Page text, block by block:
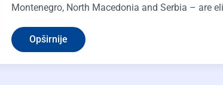
Montenegro, North Macedonia and Serbia – are
Opširnije